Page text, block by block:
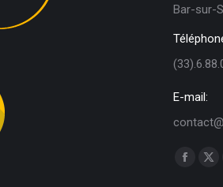
Bar-sur-
E-mail:
Trouvez
X